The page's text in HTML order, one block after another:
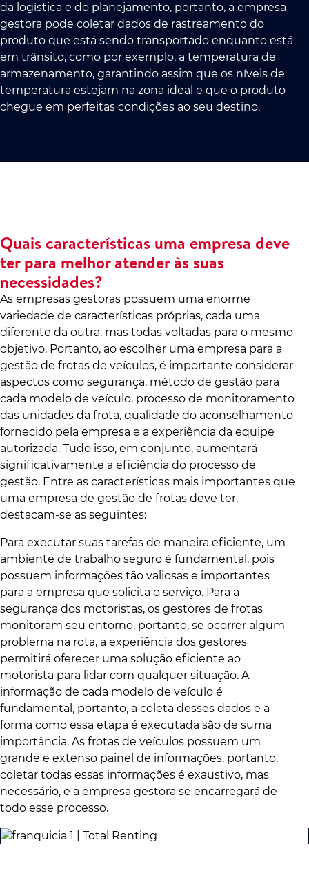
da logística e do planejamento, portanto, a empresa
gestora pode coletar dados de rastreamento do
produto que está sendo transportado enquanto está
em trânsito, como por exemplo, a temperatura de
armazenamento, garantindo assim que os níveis de
temperatura estejam na zona ideal e que o produto
chegue em perfeitas condições ao seu destino.
Quais características uma empresa deve
ter para melhor atender às suas
necessidades?
As empresas gestoras possuem uma enorme
variedade de características próprias, cada uma
diferente da outra, mas todas voltadas para o mesmo
objetivo. Portanto, ao escolher uma empresa para a
gestão de frotas de veículos, é importante considerar
aspectos como segurança, método de gestão para
cada modelo de veículo, processo de monitoramento
das unidades da frota, qualidade do aconselhamento
fornecido pela empresa e a experiência da equipe
autorizada. Tudo isso, em conjunto, aumentará
significativamente a eficiência do processo de
gestão. Entre as características mais importantes que
uma empresa de gestão de frotas deve ter,
destacam-se as seguintes:
Para executar suas tarefas de maneira eficiente, um
ambiente de trabalho seguro é fundamental, pois
possuem informações tão valiosas e importantes
para a empresa que solicita o serviço. Para a
segurança dos motoristas, os gestores de frotas
monitoram seu entorno, portanto, se ocorrer algum
problema na rota, a experiência dos gestores
permitirá oferecer uma solução eficiente ao
motorista para lidar com qualquer situação. A
informação de cada modelo de veículo é
fundamental, portanto, a coleta desses dados e a
forma como essa etapa é executada são de suma
importância. As frotas de veículos possuem um
grande e extenso painel de informações, portanto,
coletar todas essas informações é exaustivo, mas
necessário, e a empresa gestora se encarregará de
todo esse processo.